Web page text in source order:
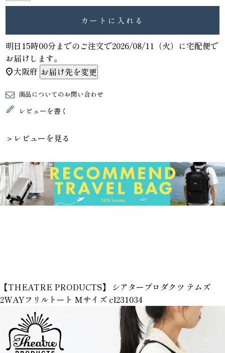
カートに入れる
明日 15時00分までのご注文で2026/08/11（火） に宅配便で
お届けします。
大阪府 お届け先を変更
商品についてのお問い合わせ
レビューを書く
＞レビューを見る
【THEATRE PRODUCTS】 シアタープロダクツ テムズ
2WAYフリルトート Mサイズ cl231034